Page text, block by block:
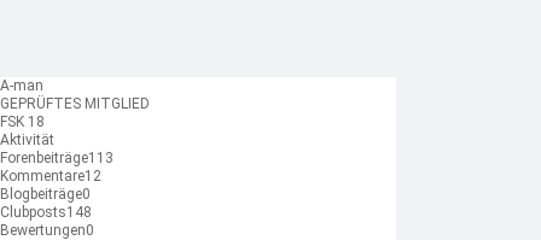
A-man
GEPRÜFTES MITGLIED
FSK 18
Aktivität
Forenbeiträge113
Kommentare12
Blogbeiträge0
Clubposts148
Bewertungen0